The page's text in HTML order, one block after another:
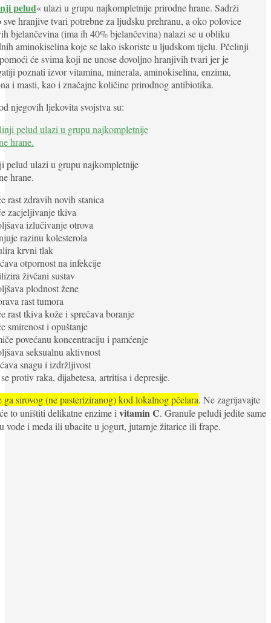
pelud« ulazi u grupu najkompletnije prirodne hrane. Sadrži
sve hranjive tvari potrebne za ljudsku prehranu, a oko polovice
bjelančevina (ima ih 40% bjelančevina) nalazi se u obliku
aminokiselina koje se lako iskoriste u ljudskom tijelu. Pčelinji
će svima koji ne unose dovoljno hranjivih tvari jer je
poznati izvor vitamina, minerala, aminokiselina, enzima,
i masti, kao i značajne količine prirodnog antibiotika.
njegovih ljekovita svojstva su:
pelud ulazi u grupu najkompletnije
hrane.
rast zdravih novih stanica
zacjeljivanje tkiva
izlučivanje otrova
razinu kolesterola
krvni tlak
otpornost na infekcije
živčani sustav
plodnost žene
rast tumora
rast tkiva kože i sprečava boranje
smirenost i opuštanje
povećanu koncentraciju i pamćenje
seksualnu aktivnost
snagu i izdržljivost
protiv raka, dijabetesa, artritisa i depresije.
ga sirovog (ne pasteriziranog) kod lokalnog pčelara. Ne zagrijavajte
to uništiti delikatne enzime ivitamin C. Granule peludi jedite same
vode i meda ili ubacite u jogurt, jutarnje žitarice ili frape.